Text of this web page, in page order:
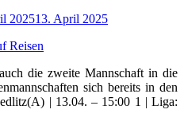
202513. April 2025
die zweite Mannschaft in die
sich bereits in den
| 13.04. – 15:00 1 | Liga: